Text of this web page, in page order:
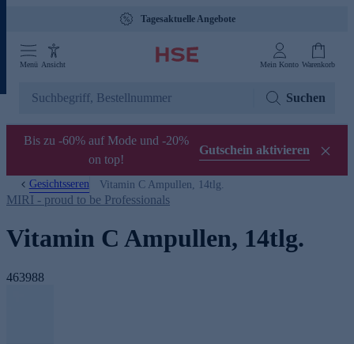
Tagesaktuelle Angebote
Menü Ansicht Mein Konto Warenkorb
Suchen
Bis zu -60% auf Mode und -20%
on top!
Gutschein aktivieren
Gesichtsseren Vitamin C Ampullen, 14tlg.
MIRI - proud to be Professionals
Vitamin C Ampullen, 14tlg.
463988